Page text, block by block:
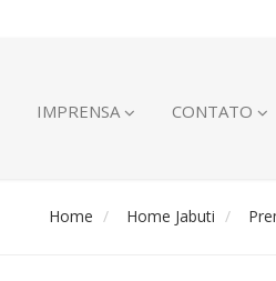
IMPRENSA CONTATO
Home Home Jabuti